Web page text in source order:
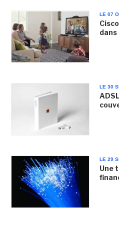
LE 07
LE 30
LE 29
Une